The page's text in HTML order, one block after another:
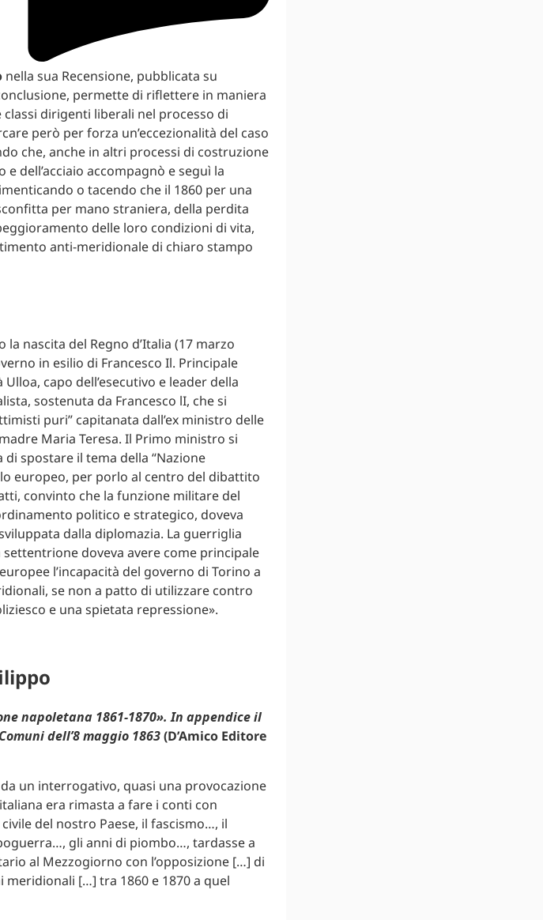
nella sua Recensione, pubblicata su
permette di riflettere in maniera
dirigenti liberali nel processo di
però per forza un’eccezionalità del caso
che, anche in altri processi di costruzione
dell’acciaio accompagnò e seguì la
o tacendo che il 1860 per una
per mano straniera, della perdita
delle loro condizioni di vita,
anti-meridionale di chiaro stampo
nascita del Regno d’Italia (17 marzo
in esilio di Francesco Il. Principale
capo dell’esecutivo e leader della
sostenuta da Francesco lI, che si
puri” capitanata dall’ex ministro delle
Maria Teresa. Il Primo ministro si
spostare il tema della “Nazione
europeo, per porlo al centro del dibattito
convinto che la funzione militare del
politico e strategico, doveva
dalla diplomazia. La guerriglia
doveva avere come principale
l’incapacità del governo di Torino a
se non a patto di utilizzare contro
e una spietata repressione».
napoletana 1861-1870». In appendice il
dell’8 maggio 1863(D’Amico Editore
un interrogativo, quasi una provocazione
era rimasta a fare i conti con
del nostro Paese, il fascismo…, il
gli anni di piombo…, tardasse a
al Mezzogiorno con l’opposizione […] di
[…] tra 1860 e 1870 a quel